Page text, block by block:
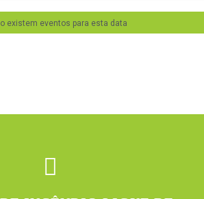
existem eventos para esta data